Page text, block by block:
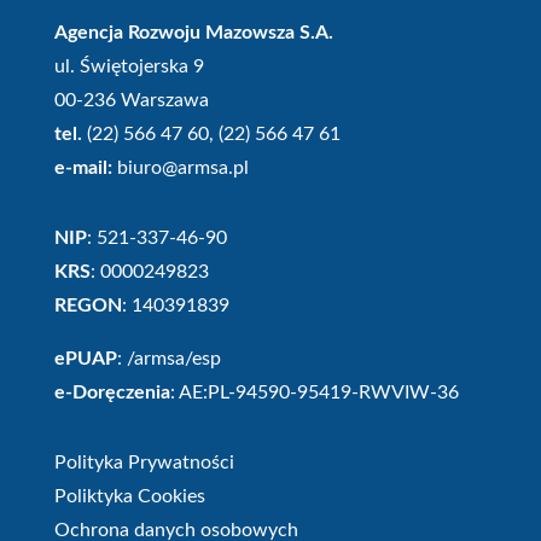
Agencja Rozwoju Mazowsza S.A.
ul. Świętojerska 9
00-236 Warszawa
tel. (22) 566 47 60, (22) 566 47 61
e-mail: biuro@armsa.pl
NIP: 521-337-46-90
KRS: 0000249823
REGON: 140391839
ePUAP: /armsa/esp
e-Doręczenia: AE:PL-94590-95419-RWVIW-36
Polityka Prywatności
Poliktyka Cookies
Ochrona danych osobowych